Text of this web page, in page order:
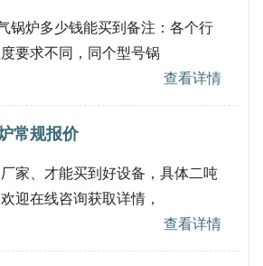
锅炉多少钱能买到备注：各个行
要求不同，同个型号锅
查看详情
常规报价
家、才能买到好设备，具体二吨
迎在线咨询获取详情，
查看详情